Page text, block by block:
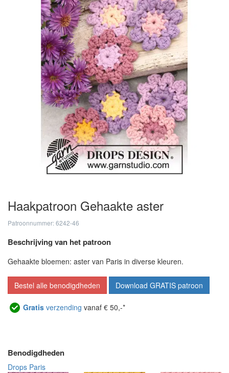
Haakpatroon Gehaakte aster
Patroonnummer: 6242-46
Beschrijving van het patroon
Gehaakte bloemen: aster van Paris in diverse kleuren.
Bestel alle benodigdheden Download GRATIS patroon
Gratis verzending vanaf € 50,-*
Benodigdheden
Drops Paris